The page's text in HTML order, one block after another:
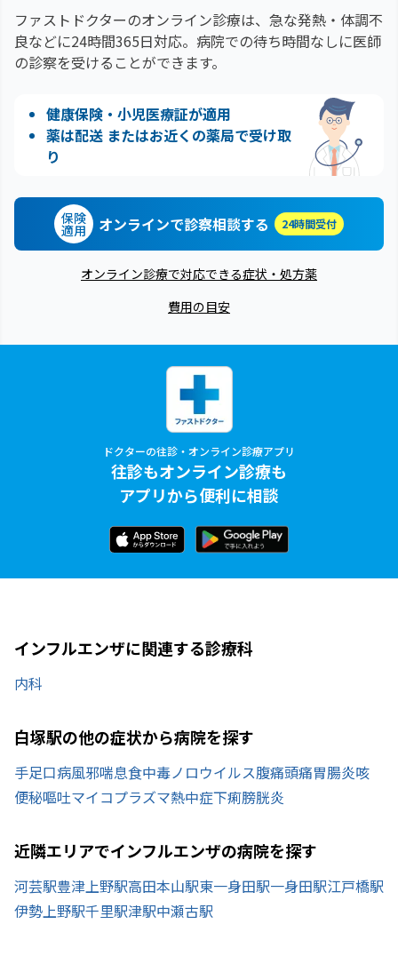
ファストドクターのオンライン診療は、急な発熱・体調不
良などに24時間365日対応。 病院での待ち時間なしに医師
の診察を受けることができます。
健康保険・小児医療証が適用
薬は配送 またはお近くの薬局で受け取
り
保険
適用 オンラインで診察相談する 24時間受付
オンライン診療で対応できる症状・処方薬
費用の目安
ドクターの往診・オンライン診療アプリ
往診もオンライン診療も
アプリから便利に相談
インフルエンザに関連する診療科
内科
白塚駅の他の症状から病院を探す
手足口病風邪喘息食中毒ノロウイルス腹痛頭痛胃腸炎咳
便秘嘔吐マイコプラズマ熱中症下痢膀胱炎
近隣エリアでインフルエンザの病院を探す
河芸駅豊津上野駅高田本山駅東一身田駅一身田駅江戸橋駅
伊勢上野駅千里駅津駅中瀬古駅